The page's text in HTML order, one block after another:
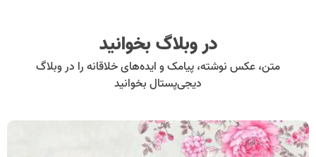
در وبلاگ بخوانید
متن، عکس نوشته، پیامک و ایده‌های خلاقانه را در وبلاگ
دیجی‌پستال بخوانید